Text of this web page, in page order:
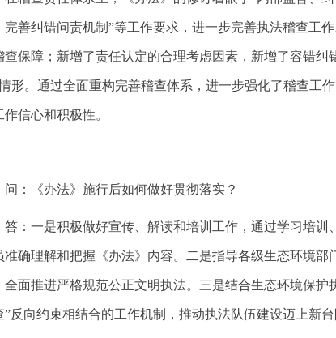
完善纠错问责机制”等工作要求，进一步完善执法稽查工
查保障；新增了责任认定的合理考虑因素，新增了容错
形。通过全面重构完善稽查体系，进一步强化了稽查工
作信心和积极性。
问：《办法》施行后如何做好贯彻落实？
答：一是积极做好宣传、解读和培训工作，通过学习培
准确理解和把握《办法》内容。二是指导各级生态环境
全面推进严格规范公正文明执法。三是结合生态环境保护
”反向约束相结合的工作机制，推动执法队伍建设迈上新